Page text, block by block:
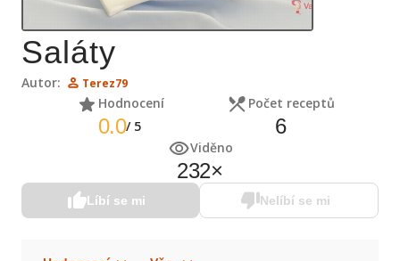
Saláty
Autor: Terez79
Hodnocení
0.0/ 5
Počet receptů
6
Viděno
232×
Líbí se mi Nelíbí se mi